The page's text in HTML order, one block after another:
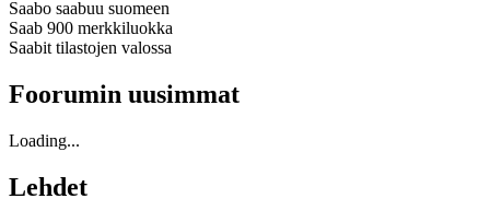
Saabo saabuu suomeen
Saab 900 merkkiluokka
Saabit tilastojen valossa
Foorumin uusimmat
Loading...
Lehdet